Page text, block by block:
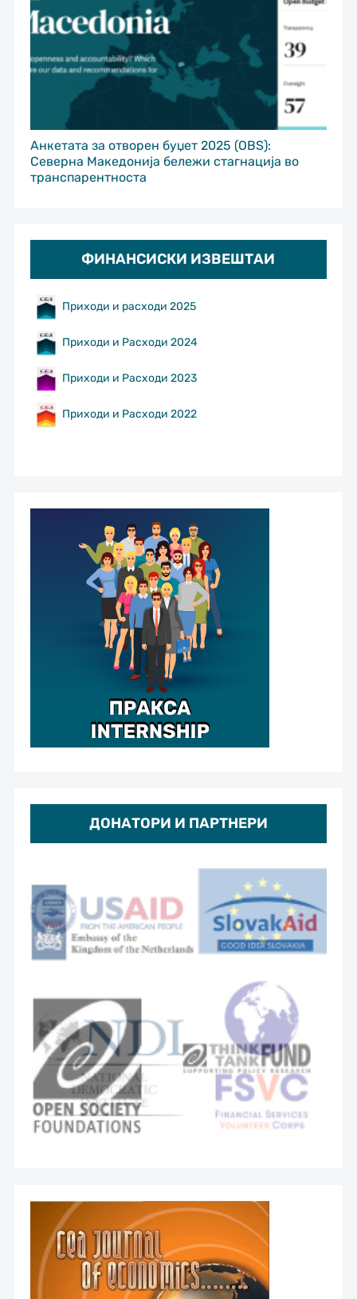
Анкетата за отворен буџет 2025 (OBS):
Северна Македонија бележи стагнација во
транспарентноста
ФИНАНСИСКИ ИЗВЕШТАИ
Приходи и расходи 2025
Приходи и Расходи 2024
Приходи и Расходи 2023
Приходи и Расходи 2022
ДОНАТОРИ И ПАРТНЕРИ